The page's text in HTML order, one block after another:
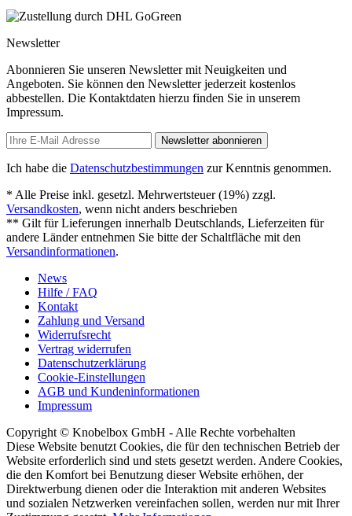
Newsletter
Abonnieren Sie unseren Newsletter mit Neuigkeiten und
Angeboten. Sie können den Newsletter jederzeit kostenlos
abbestellen. Die Kontaktdaten hierzu finden Sie in unserem
Impressum.
Newsletter abonnieren
Ich habe die Datenschutzbestimmungen zur Kenntnis genommen.
* Alle Preise inkl. gesetzl. Mehrwertsteuer (19%) zzgl.
Versandkosten, wenn nicht anders beschrieben
** Gilt für Lieferungen innerhalb Deutschlands, Lieferzeiten für
andere Länder entnehmen Sie bitte der Schaltfläche mit den
Versandinformationen.
News
Hilfe / FAQ
Kontakt
Zahlung und Versand
Widerrufsrecht
Vertrag widerrufen
Datenschutzerklärung
Cookie-Einstellungen
AGB und Kundeninformationen
Impressum
Copyright © Knobelbox GmbH - Alle Rechte vorbehalten
Diese Website benutzt Cookies, die für den technischen Betrieb der
Website erforderlich sind und stets gesetzt werden. Andere Cookies,
die den Komfort bei Benutzung dieser Website erhöhen, der
Direktwerbung dienen oder die Interaktion mit anderen Websites
und sozialen Netzwerken vereinfachen sollen, werden nur mit Ihrer